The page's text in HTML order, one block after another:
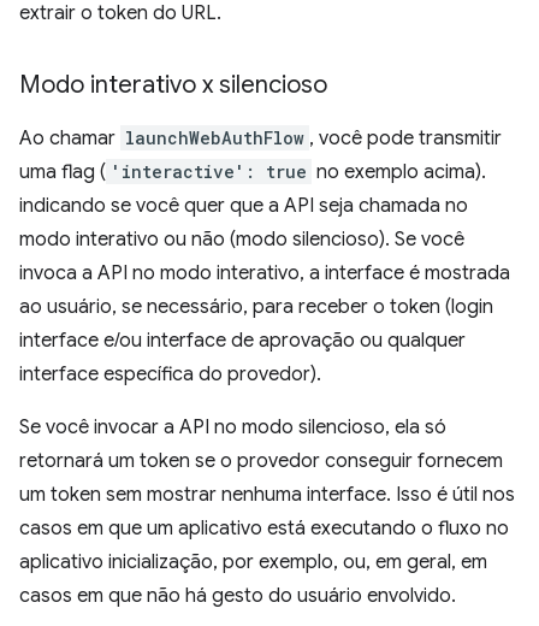
extrair o token do URL.
Modo interativo x silencioso
Ao chamar launchWebAuthFlow , você pode transmitir
uma flag ( 'interactive': true no exemplo acima).
indicando se você quer que a API seja chamada no
modo interativo ou não (modo silencioso). Se você
invoca a API no modo interativo, a interface é mostrada
ao usuário, se necessário, para receber o token (login
interface e/ou interface de aprovação ou qualquer
interface específica do provedor).
Se você invocar a API no modo silencioso, ela só
retornará um token se o provedor conseguir fornecem
um token sem mostrar nenhuma interface. Isso é útil nos
casos em que um aplicativo está executando o fluxo no
aplicativo inicialização, por exemplo, ou, em geral, em
casos em que não há gesto do usuário envolvido.